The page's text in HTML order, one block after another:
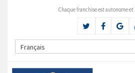
Chaque franchise est autonome
Français